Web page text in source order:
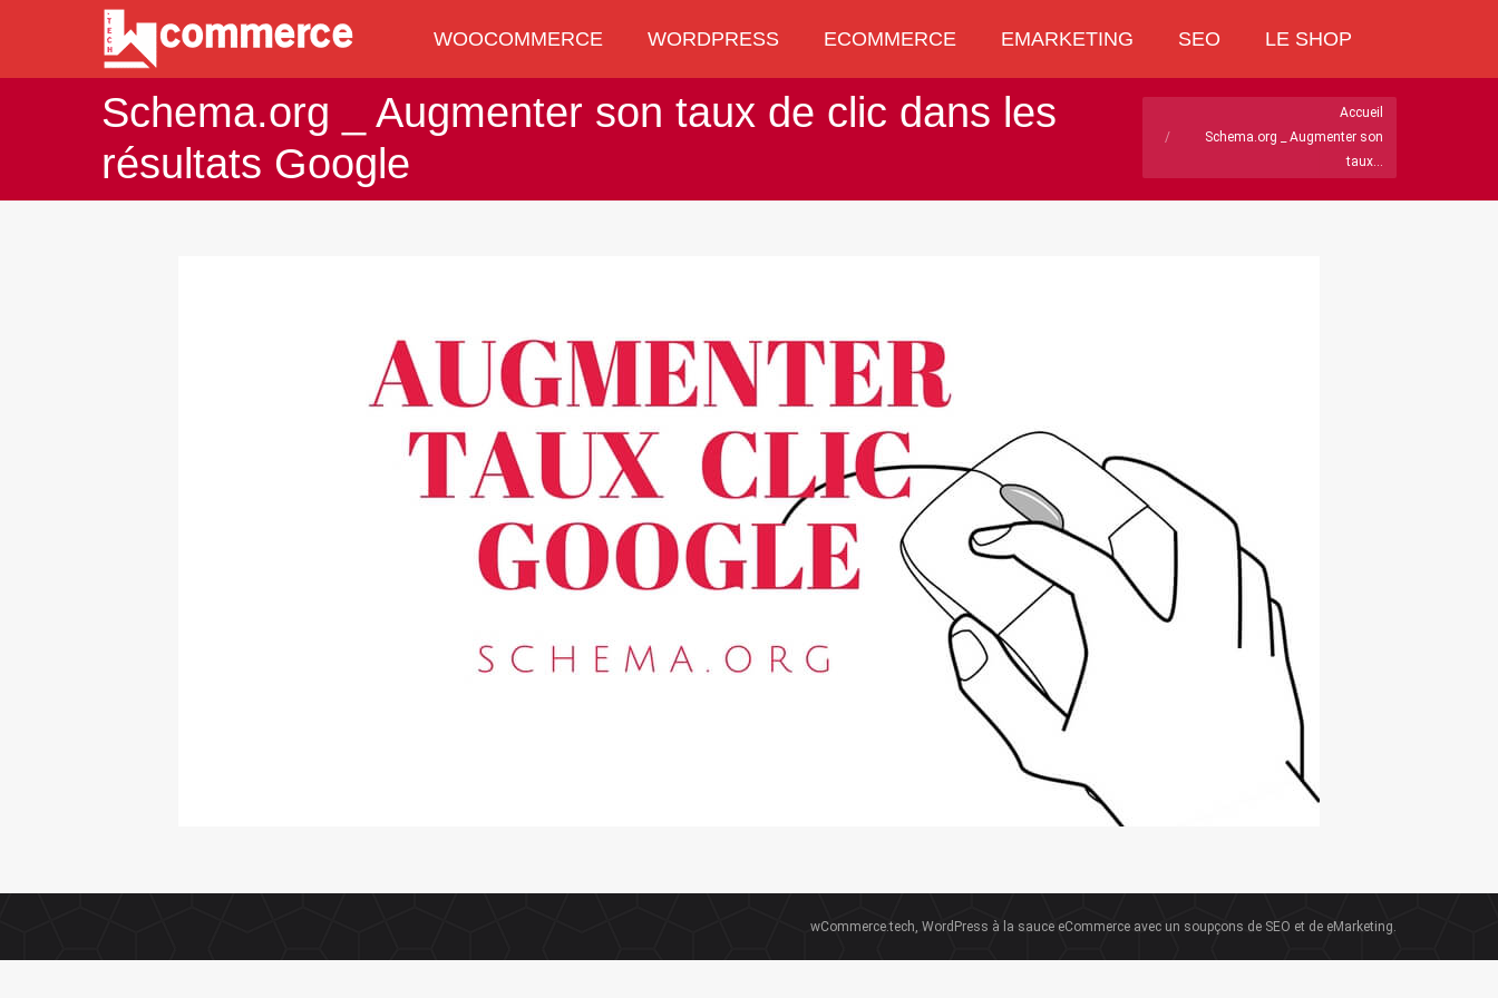
WOOCOMMERCE WORDPRESS ECOMMERCE EMARKETING SEO LE SHOP
:
Schema.org _ Augmenter son taux de clic dans les
résultats Google
Accueil
Schema.org _ Augmenter son
taux…
wCommerce.tech, WordPress à la sauce eCommerce avec un soupçons de SEO et de eMarketing.
WOOCOMMERCE WORDPRESS ECOMMERCE EMARKETING SEO LE SHOP
: